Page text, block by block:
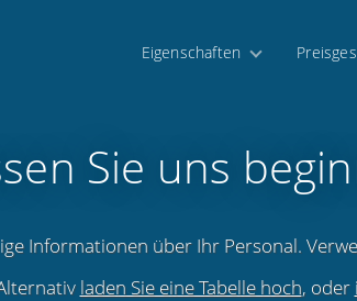
Eigenschaften
Sie uns
Informationen über Ihr Personal.
laden Sie eine Tabelle hoch, oder